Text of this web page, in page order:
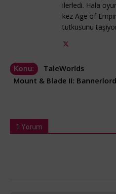
ilerledi. Hala
kez Age of
tutkusunu
Konu:
TaleWorlds
Mount & Blade II:
1 Yorum